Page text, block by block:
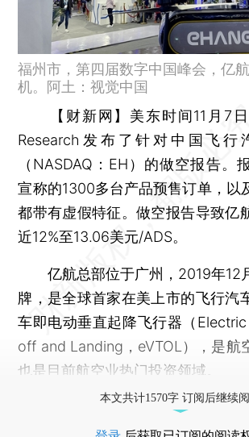
福州市，第四届数字中国峰会，亿
机。阿土：视觉中国
【财新网】 美东时间11月7
Research发布了针对中国飞行
（NASDAQ：EH）的做空报告。
宣称的1300多台产品预售订单，以
都带有虚假特征。做空报告导致亿
近12%至13.06美元/ADS。
亿航总部位于广州，2019年12
牌，是全球首家在美上市的飞行汽
车即电动垂直起降飞行器（
off and Landing，eVTOL），是航
也是目前航空业热门投资领域。
本文共计1570字 订阅后继续